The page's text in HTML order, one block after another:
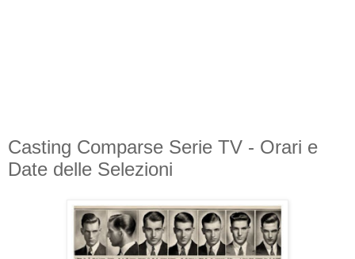
Casting Comparse Serie TV - Orari e
Date delle Selezioni